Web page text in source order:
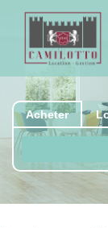
Acheter